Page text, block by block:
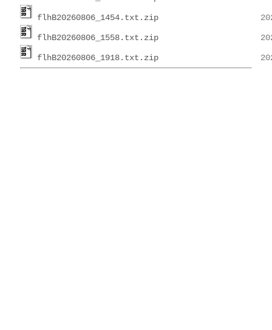
flhB20260806_1454.txt.zip
flhB20260806_1558.txt.zip
flhB20260806_1918.txt.zip